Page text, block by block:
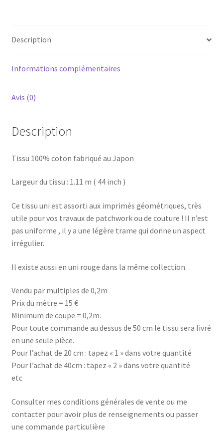
CGV
Livraison
Mentions légales
Description
Informations complémentaires
Avis (0)
Description
Tissu 100% coton fabriqué au Japon
Largeur du tissu : 1.11 m ( 44 inch )
Ce tissu uni est assorti aux imprimés géométriques, très
utile pour vos travaux de patchwork ou de couture ! Il n’est
pas uniforme , il y a une légère trame qui donne un aspect
irrégulier.
Il existe aussi en uni rouge dans la même collection.
Vendu par multiples de 0,2m
Prix du mètre = 15 €
Minimum de coupe = 0,2m.
Pour toute commande au dessus de 50 cm le tissu sera livré
en une seule pièce.
Pour l’achat de 20 cm : tapez « 1 » dans votre quantité
Pour l’achat de 40cm : tapez « 2 » dans votre quantité
etc
Consulter mes conditions générales de vente ou me
contacter pour avoir plus de renseignements ou passer
une commande particulière